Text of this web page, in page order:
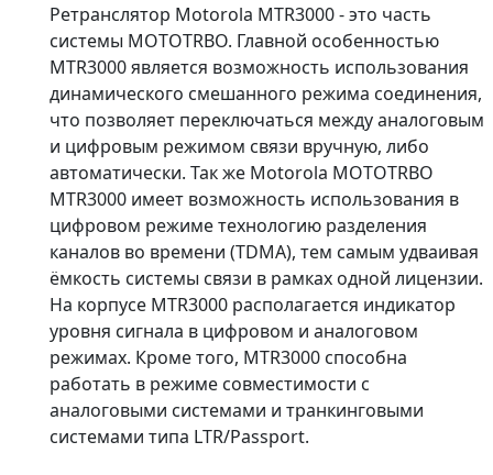
Ретранслятор Motorola MTR3000 - это часть
системы MOTOTRBO. Главной особенностью
MTR3000 является возможность использования
динамического смешанного режима соединения,
что позволяет переключаться между аналоговым
и цифровым режимом связи вручную, либо
автоматически. Так же Motorola MOTOTRBO
MTR3000 имеет возможность использования в
цифровом режиме технологию разделения
каналов во времени (TDMA), тем самым удваивая
ёмкость системы связи в рамках одной лицензии.
На корпусе MTR3000 располагается индикатор
уровня сигнала в цифровом и аналоговом
режимах. Кроме того, MTR3000 способна
работать в режиме совместимости с
аналоговыми системами и транкинговыми
системами типа LTR/Passport.